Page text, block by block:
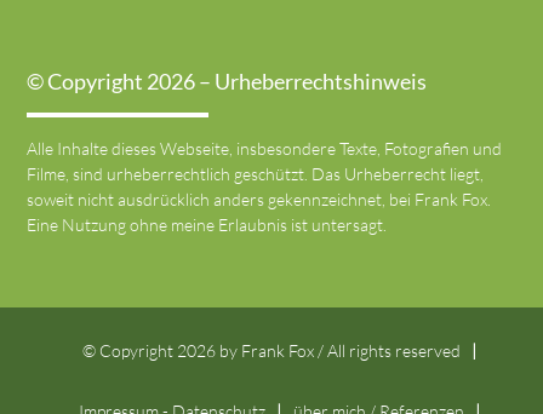
© Copyright 2026 – Urheberrechtshinweis
Alle Inhalte dieses Webseite, insbesondere Texte, Fotografien und
Filme, sind urheberrechtlich geschützt. Das Urheberrecht liegt,
soweit nicht ausdrücklich anders gekennzeichnet, bei Frank Fox.
Eine Nutzung ohne meine Erlaubnis ist untersagt.
© Copyright 2026 by Frank Fox / All rights reserved